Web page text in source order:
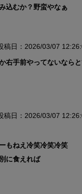
込むか？野蛮やなぁ
稿日：2026/03/07
右手前やってないなら
稿日：2026/03/07
もねえ冷笑冷笑冷笑
に食えれば